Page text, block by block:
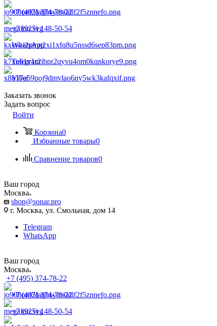
+7 (495) 374-78-22
+7 (925) 148-50-54
WhatsApp
Telegram
Viber
Заказать звонок
Задать вопрос
Войти
Корзина0
Избранные товары0
Сравнение товаров0
Ваш город
Москва
shop@sonar.pro
г. Москва, ул. Смольная, дом 14
Telegram
WhatsApp
Ваш город
Москва
+7 (495) 374-78-22
+7 (495) 374-78-22
+7 (925) 148-50-54